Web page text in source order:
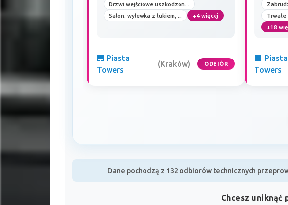
Drzwi wejściowe uszkodzon...
Salon: wylewka z łukiem, ...
+4 więcej
🏢 Piasta
Towers
(Kraków) ODBIÓR
+18
🏢 Piasta
Towers
Dane pochodzą z 132 odbiorów technicznych
Chcesz